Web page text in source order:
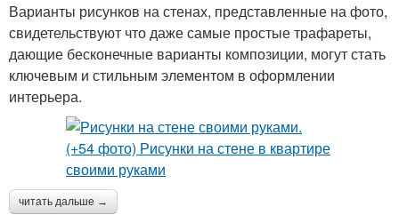
Варианты рисунков на стенах, представленные на фото,
свидетельствуют что даже самые простые трафареты,
дающие бесконечные варианты композиции, могут стать
ключевым и стильным элементом в оформлении
интерьера.
читать дальше →